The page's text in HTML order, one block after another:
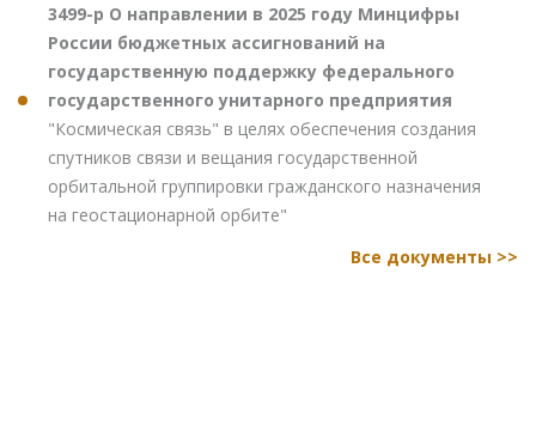
3499-р О направлении в 2025 году Минцифры
России бюджетных ассигнований на
государственную поддержку федерального
государственного унитарного предприятия
"Космическая связь" в целях обеспечения создания
спутников связи и вещания государственной
орбитальной группировки гражданского назначения
на геостационарной орбите"
Все документы >>